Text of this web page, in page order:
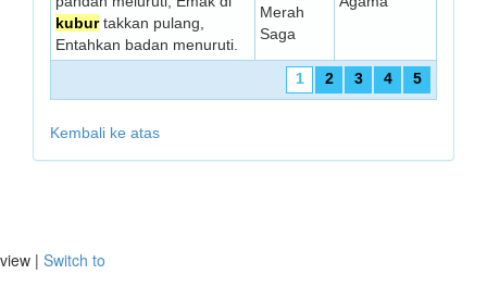
kuburtakkan pulang,
Entahkan badan menuruti.
Merah
Saga
1 2 3 4 5
Kembali ke atas
view | Switch to